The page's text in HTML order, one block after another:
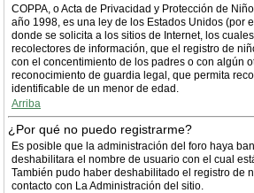
COPPA, o Acta de Privacidad y Protección de
año 1998, es una ley de los Estados Unidos (por
donde se solicita a los sitios de Internet, los
recolectores de información, que el registro de
con el concentimiento de los padres o con algún
reconocimiento de guardia legal, que permita
identificable de un menor de edad.
Arriba
¿Por qué no puedo registrarme?
Es posible que la administración del foro haya
deshabilitara el nombre de usuario con el cual
También pudo haber deshabilitado el registro de
contacto con La Administración del sitio.